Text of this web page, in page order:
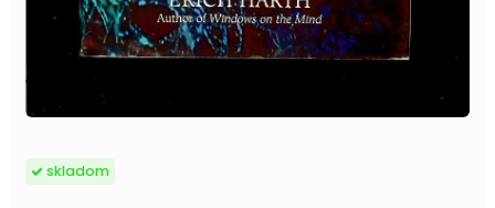
skladom